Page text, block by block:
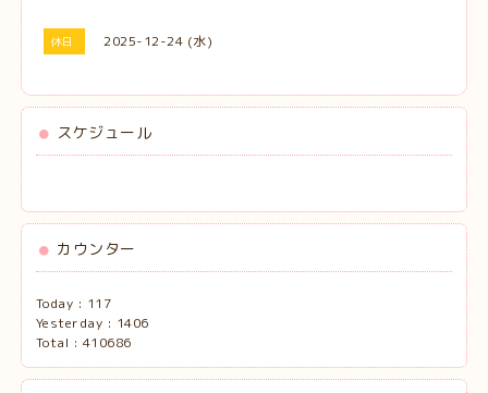
休日 2025-12-24 (水)
スケジュール
カウンター
Today : 117
Yesterday : 1406
Total : 410686